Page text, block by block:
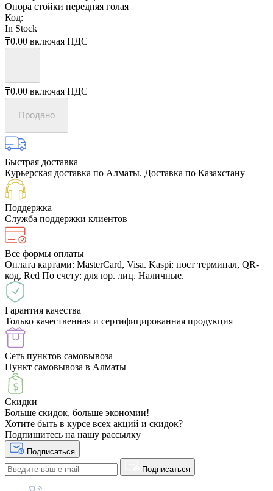
Опора стойки передняя голая
Код:
In Stock
₸0.00 включая НДС
₸0.00 включая НДС
Продано
Быстрая доставка
Курьерская доставка по Алматы. Доставка по Казахстану
Поддержка
Служба поддержки клиентов
Все формы оплаты
Оплата картами: MasterCard, Visa. Kaspi: пост терминал, QR-
код, Red По счету: для юр. лиц. Наличные.
Гарантия качества
Только качественная и сертифицированная продукция
Сеть пунктов самовывоза
Пункт самовывоза в Алматы
Скидки
Больше скидок, больше экономии!
Хотите быть в курсе всех акций и скидок?
Подпишитесь на нашу рассылку
Подписаться
Подписаться